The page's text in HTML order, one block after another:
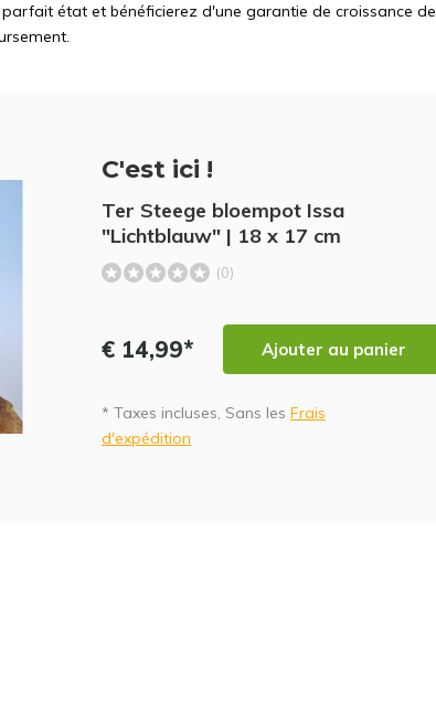
état et bénéficierez d'une garantie de croissance de
C'est ici !
Ter Steege bloempot Issa
"Lichtblauw" | 18 x 17 cm
(0)
€ 14,99* Ajouter au panier
* Taxes incluses, Sans les Frais
d'expédition